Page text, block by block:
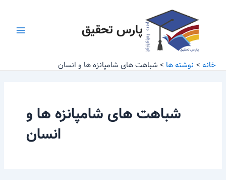
پارس تحقیق
خانه نوشته ها شباهت های شامپانزه ها و انسان
شباهت های شامپانزه ها و
انسان